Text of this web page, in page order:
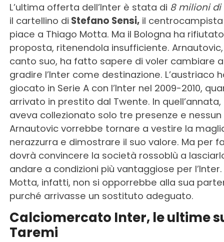
L’ultima offerta dell’Inter è stata di 8 milioni di
il cartellino di Stefano Sensi,il
piace a Thiago Motta. Ma il Bologna ha
proposta, ritenendola insufficiente.
canto suo, ha fatto sapere di voler cambiare
gradire l’Inter come destinazione. L’austriaco
giocato in Serie A con l’Inter nel 2009-2010,
arrivato in prestito dal Twente. In quell’annata,
aveva collezionato solo tre presenze e nessun
Arnautovic vorrebbe tornare a vestire la
nerazzurra e dimostrare il suo valore. Ma per
dovrà convincere la società rossoblù a
andare a condizioni più vantaggiose per
Motta, infatti, non si opporrebbe alla sua
purché arrivasse un sostituto adeguato.
Calciomercato Inter, le ultime
Taremi